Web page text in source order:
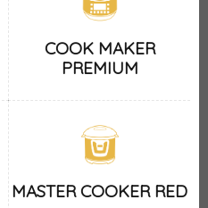
COOK MAKER
PREMIUM
MASTER COOKER RED